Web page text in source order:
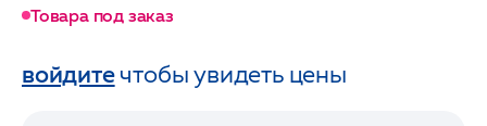
Товара под заказ
войдитечтобы увидеть цены